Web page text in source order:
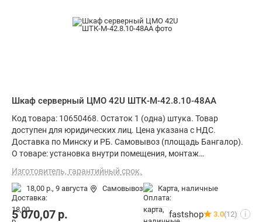
Шкаф серверный ЦМО 42U ШТК-М-42.8.10-48АА
Код товара: 10650468. Остаток 1 (одна) штука. Товар
доступен для юридических лиц. Цена указана с НДС.
Доставка по Минску и РБ. Самовывоз (площадь Бангалор).
О товаре: установка внутри помещения, монтаж
защиты IP20, ВхШхГ: 202x80x105 см
Изготовитель, гарантийный срок.
18,00 р., 9 августа Самовывоз карта, наличные
5 070,07р. fastshop 3.0(12) i